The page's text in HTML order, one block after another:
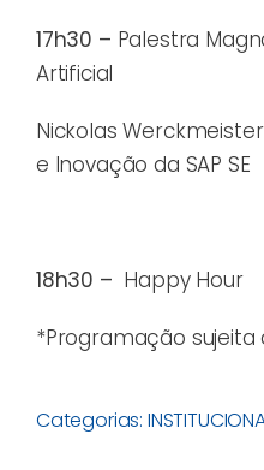
17h30 – Palestra
Artificial
Nickolas
e Inovação da SAP SE
18h30 – Happy Hour
*Programação
Categorias: